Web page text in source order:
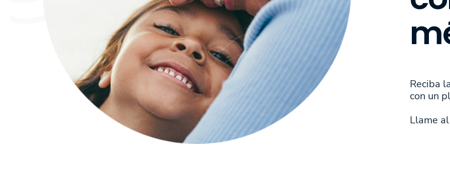
Reciba
con un
Llame al